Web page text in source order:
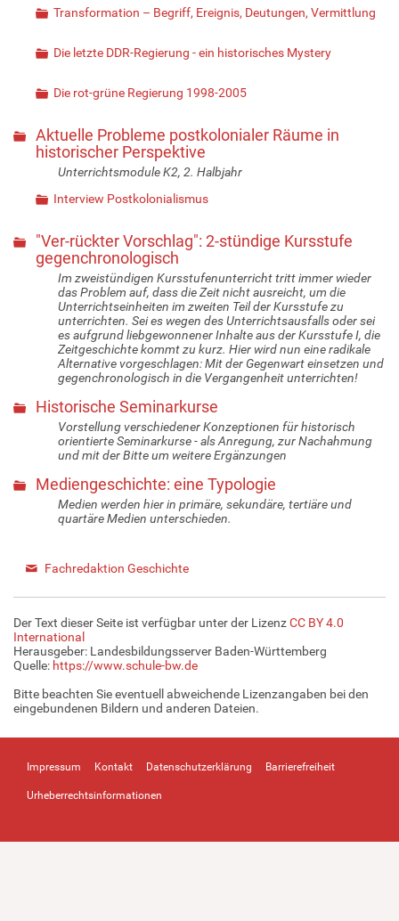
Transformation – Begriff, Ereignis, Deutungen, Vermittlung
Die letzte DDR-Regierung - ein historisches Mystery
Die rot-grüne Regierung 1998-2005
Aktuelle Probleme postkolonialer Räume in
historischer Perspektive
Unterrichtsmodule K2, 2. Halbjahr
Interview Postkolonialismus
"Ver-rückter Vorschlag": 2-stündige Kursstufe
gegenchronologisch
Im zweistündigen Kursstufenunterricht tritt immer wieder
das Problem auf, dass die Zeit nicht ausreicht, um die
Unterrichtseinheiten im zweiten Teil der Kursstufe zu
unterrichten. Sei es wegen des Unterrichtsausfalls oder sei
es aufgrund liebgewonnener Inhalte aus der Kursstufe I, die
Zeitgeschichte kommt zu kurz. Hier wird nun eine radikale
Alternative vorgeschlagen: Mit der Gegenwart einsetzen und
gegenchronologisch in die Vergangenheit unterrichten!
Historische Seminarkurse
Vorstellung verschiedener Konzeptionen für historisch
orientierte Seminarkurse - als Anregung, zur Nachahmung
und mit der Bitte um weitere Ergänzungen
Mediengeschichte: eine Typologie
Medien werden hier in primäre, sekundäre, tertiäre und
quartäre Medien unterschieden.
Fachredaktion Geschichte
Der Text dieser Seite ist verfügbar unter der LizenzCC BY 4.0
International
Herausgeber: Landesbildungsserver Baden-Württemberg
Quelle: https://www.schule-bw.de
Bitte beachten Sie eventuell abweichende Lizenzangaben bei den
eingebundenen Bildern und anderen Dateien.
Impressum Kontakt Datenschutzerklärung Barrierefreiheit
Urheberrechtsinformationen